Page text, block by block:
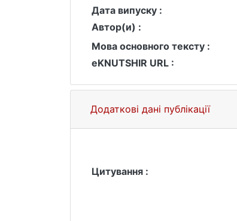
Дата випуску :
Автор(и) :
Мова основного тексту :
eKNUTSHIR URL :
Додаткові дані публікації
Цитування :